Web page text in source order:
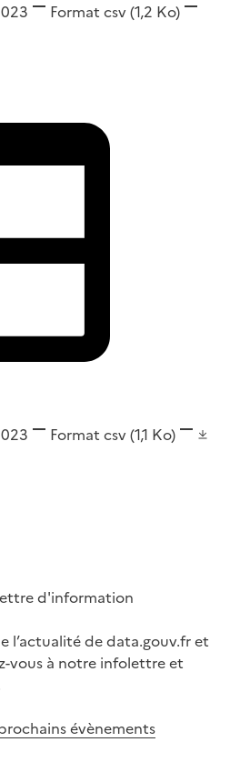
Format csv(1,2 Ko)
Format csv(1,1 Ko)
d'information
l’actualité de data.gouv.fr et
vous à notre infolettre et
évènements